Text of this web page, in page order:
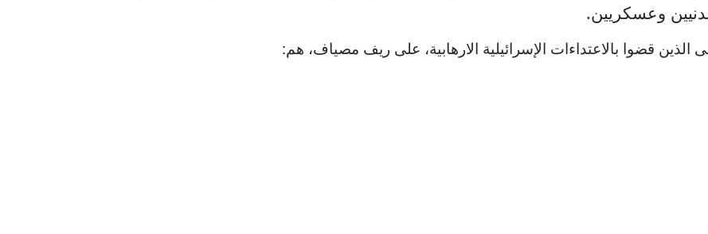
الذين قضوا بالاعتداءات الإسرائيلية الارهابية، على ريف مصياف، هم: